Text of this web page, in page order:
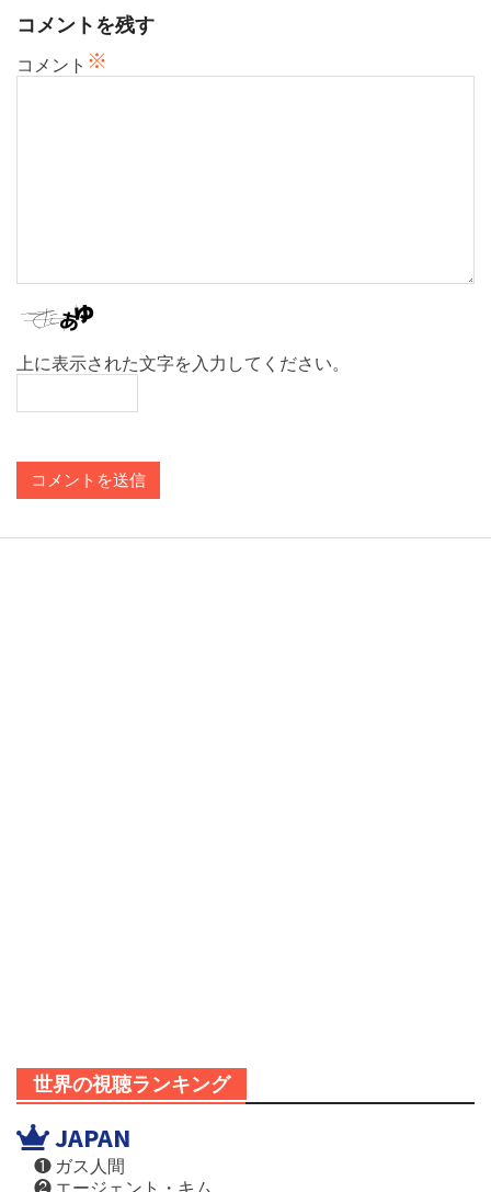
コメントを残す
コメント ※
上に表示された文字を入力してください。
世界の視聴ランキング
JAPAN
❶ ガス人間
❷ エージェント・キム